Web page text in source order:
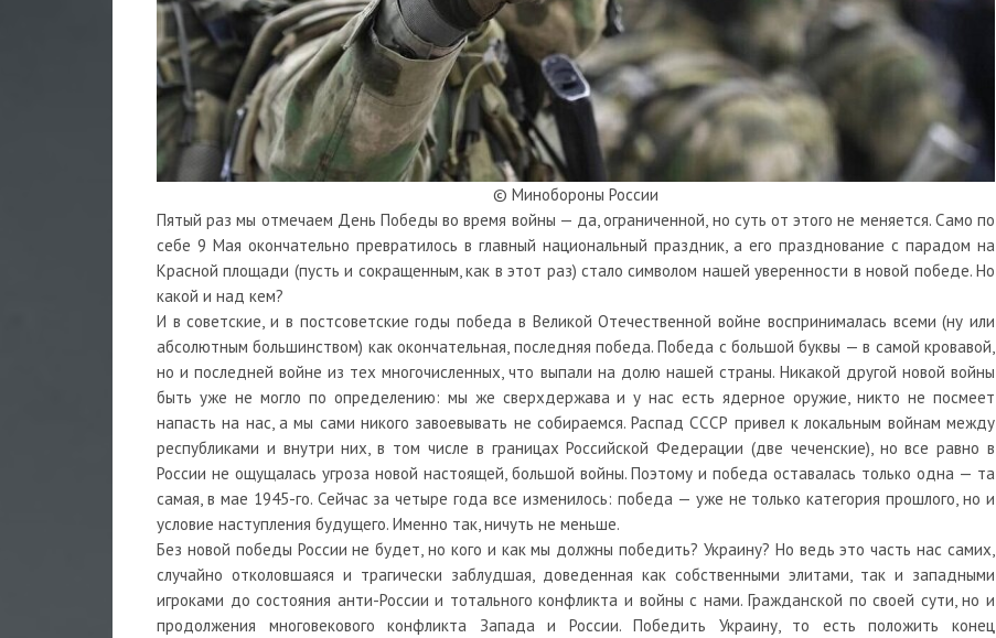
© Минобороны России
Пятый раз мы отмечаем День Победы во время войны — да, ограниченной, но суть от этого не меняется. Само по
себе 9 Мая окончательно превратилось в главный национальный праздник, а его празднование с парадом на
Красной площади (пусть и сокращенным, как в этот раз) стало символом нашей уверенности в новой победе. Но
какой и над кем?
И в советские, и в постсоветские годы победа в Великой Отечественной войне воспринималась всеми (ну или
абсолютным большинством) как окончательная, последняя победа. Победа с большой буквы — в самой кровавой,
но и последней войне из тех многочисленных, что выпали на долю нашей страны. Никакой другой новой войны
быть уже не могло по определению: мы же сверхдержава и у нас есть ядерное оружие, никто не посмеет
напасть на нас, а мы сами никого завоевывать не собираемся. Распад СССР привел к локальным войнам между
республиками и внутри них, в том числе в границах Российской Федерации (две чеченские), но все равно в
России не ощущалась угроза новой настоящей, большой войны. Поэтому и победа оставалась только одна — та
самая, в мае 1945-го. Сейчас за четыре года все изменилось: победа — уже не только категория прошлого, но и
условие наступления будущего. Именно так, ничуть не меньше.
Без новой победы России не будет, но кого и как мы должны победить? Украину? Но ведь это часть нас самих,
случайно отколовшаяся и трагически заблудшая, доведенная как собственными элитами, так и западными
игроками до состояния анти-России и тотального конфликта и войны с нами. Гражданской по своей сути, но и
продолжения многовекового конфликта Запада и России. Победить Украину, то есть положить конец